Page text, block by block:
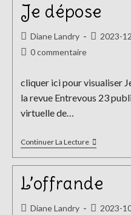
Je dépose
Auteur/autrice
de
Diane Landry
Publication
2023-
Commentaires
publication :
0 commentaire
cliquer ici pour visualiser
la revue Entrevous 23
virtuelle de…
Continuer La LectureJe
Dépose
L’offrande
Auteur/autrice
Diane Landry 2023-